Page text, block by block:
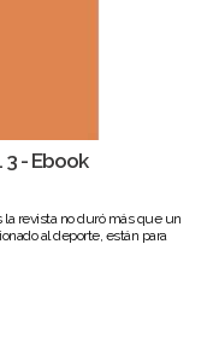
- Ebook
la revista no duró más que un
al deporte, están para